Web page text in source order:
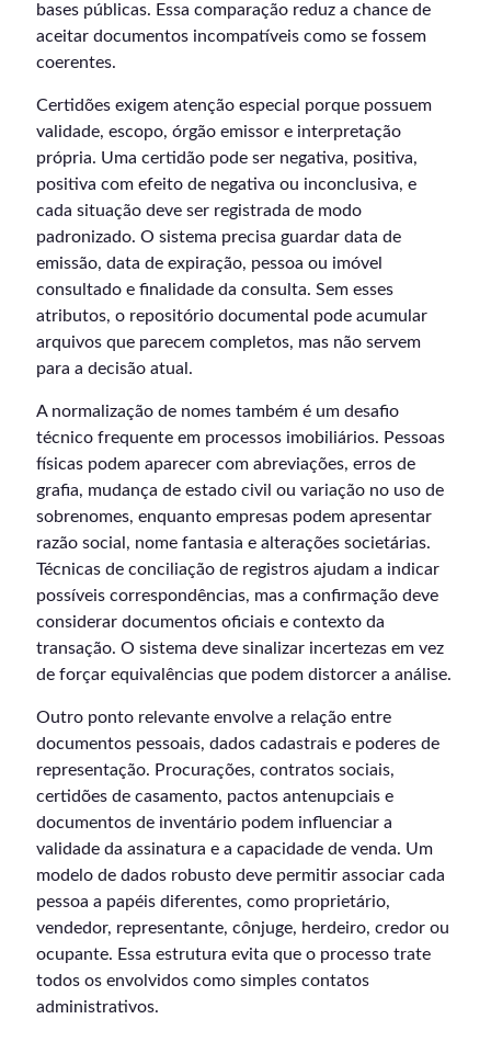
bases públicas. Essa comparação reduz a chance de
aceitar documentos incompatíveis como se fossem
coerentes.
Certidões exigem atenção especial porque possuem
validade, escopo, órgão emissor e interpretação
própria. Uma certidão pode ser negativa, positiva,
positiva com efeito de negativa ou inconclusiva, e
cada situação deve ser registrada de modo
padronizado. O sistema precisa guardar data de
emissão, data de expiração, pessoa ou imóvel
consultado e finalidade da consulta. Sem esses
atributos, o repositório documental pode acumular
arquivos que parecem completos, mas não servem
para a decisão atual.
A normalização de nomes também é um desafio
técnico frequente em processos imobiliários. Pessoas
físicas podem aparecer com abreviações, erros de
grafia, mudança de estado civil ou variação no uso de
sobrenomes, enquanto empresas podem apresentar
razão social, nome fantasia e alterações societárias.
Técnicas de conciliação de registros ajudam a indicar
possíveis correspondências, mas a confirmação deve
considerar documentos oficiais e contexto da
transação. O sistema deve sinalizar incertezas em vez
de forçar equivalências que podem distorcer a análise.
Outro ponto relevante envolve a relação entre
documentos pessoais, dados cadastrais e poderes de
representação. Procurações, contratos sociais,
certidões de casamento, pactos antenupciais e
documentos de inventário podem influenciar a
validade da assinatura e a capacidade de venda. Um
modelo de dados robusto deve permitir associar cada
pessoa a papéis diferentes, como proprietário,
vendedor, representante, cônjuge, herdeiro, credor ou
ocupante. Essa estrutura evita que o processo trate
todos os envolvidos como simples contatos
administrativos.